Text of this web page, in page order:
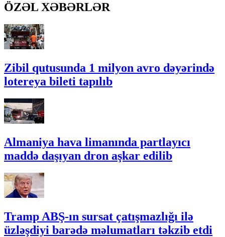
ÖZƏL XƏBƏRLƏR
Zibil qutusunda 1 milyon avro dəyərində
lotereya bileti tapılıb
Almaniya hava limanında partlayıcı
maddə daşıyan dron aşkar edilib
Tramp ABŞ-ın sursat çatışmazlığı ilə
üzləşdiyi barədə məlumatları təkzib etdi